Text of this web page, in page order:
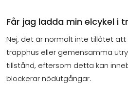
Får jag ladda min elcykel i
Nej, det är normalt inte tillåtet
trapphus eller gemensamma
tillstånd, eftersom detta kan
blockerar nödutgångar.